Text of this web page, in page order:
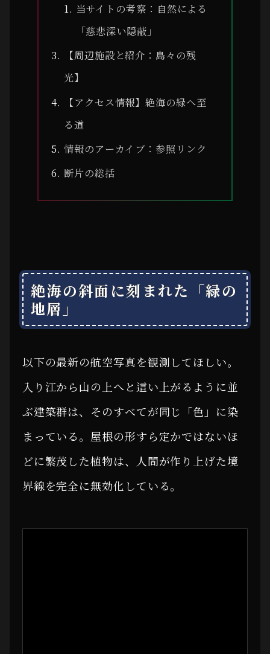
当サイトの考察：自然による
「慈悲深い隠蔽」
【周辺施設と紹介：島々の残
光】
【アクセス情報】絶海の緑へ至
る道
情報のアーカイブ：参照リンク
断片の総括
絶海の斜面に刻まれた「緑の
地層」
以下の最新の航空写真を観測してほしい。
入り江から山の上へと這い上がるように並
ぶ建築群は、そのすべてが同じ「色」に染
まっている。屋根の形すら定かではないほ
どに繁茂した植物は、人間が作り上げた境
界線を完全に無効化している。